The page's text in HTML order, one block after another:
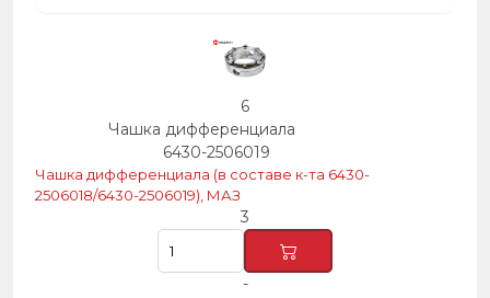
6
Чашка дифференциала
6430-2506019
Чашка дифференциала (в составе к-та 6430-
2506018/6430-2506019), МАЗ
3
-